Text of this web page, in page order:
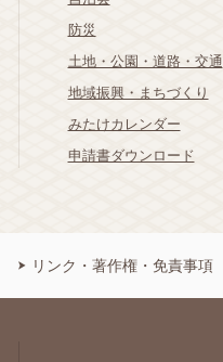
防災
土地・公園・道路・交通
地域振興・まちづくり
みたけカレンダー
申請書ダウンロード
リンク・著作権・免責事項